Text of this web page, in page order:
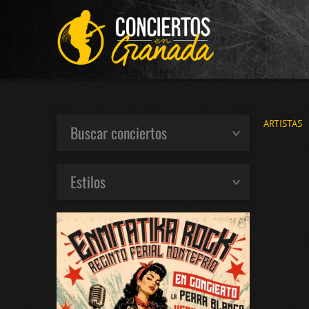
ARTISTAS
Buscar conciertos
Estilos